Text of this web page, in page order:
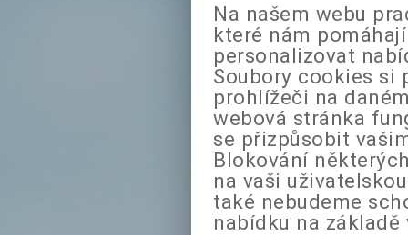
Na našem webu
které nám
personalizovat
Soubory cookies si
prohlížeči na
webová stránka
se přizpůsobit
Blokování
na vaši
také nebudeme
nabídku na